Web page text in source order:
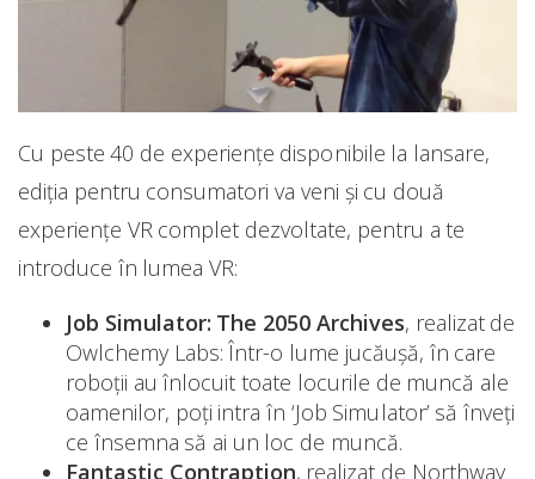
Cu peste 40 de experienţe disponibile la lansare,
ediţia pentru consumatori va veni şi cu două
experienţe VR complet dezvoltate, pentru a te
introduce în lumea VR:
Job Simulator: The 2050 Archives, realizat de
Owlchemy Labs: Într-o lume jucăușă, în care
roboţii au înlocuit toate locurile de muncă ale
oamenilor, poți intra în ‘Job Simulator’ să înveți
ce însemna să ai un loc de muncă.
Fantastic Contraption, realizat de Northway